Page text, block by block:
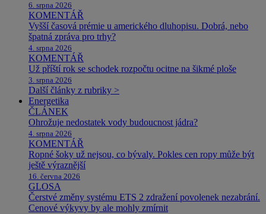
6. srpna 2026
KOMENTÁŘ
Vyšší časová prémie u amerického dluhopisu. Dobrá, nebo
špatná zpráva pro trhy?
4. srpna 2026
KOMENTÁŘ
Už příští rok se schodek rozpočtu ocitne na šikmé ploše
3. srpna 2026
Další články z rubriky >
Energetika
ČLÁNEK
Ohrožuje nedostatek vody budoucnost jádra?
4. srpna 2026
KOMENTÁŘ
Ropné šoky už nejsou, co bývaly. Pokles cen ropy může být
ještě výraznější
16. června 2026
GLOSA
Čerstvé změny systému ETS 2 zdražení povolenek nezabrání.
Cenové výkyvy by ale mohly zmírnit